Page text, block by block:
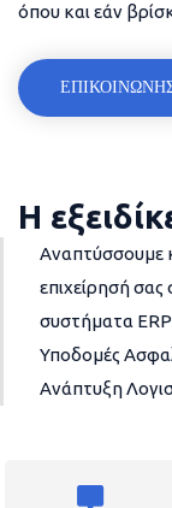
όπου και εάν
Η
Αναπτύσσουμε
επιχείρησή σας
συστήματα
Υποδομές
Ανάπτυξη